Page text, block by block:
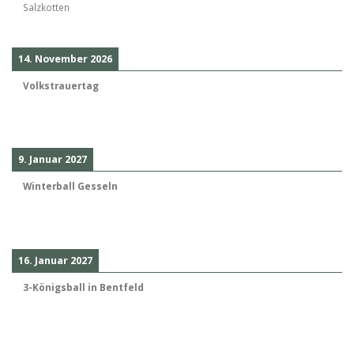
Salzkotten
14. November 2026
Volkstrauertag
9. Januar 2027
Winterball Gesseln
16. Januar 2027
3-Königsball in Bentfeld